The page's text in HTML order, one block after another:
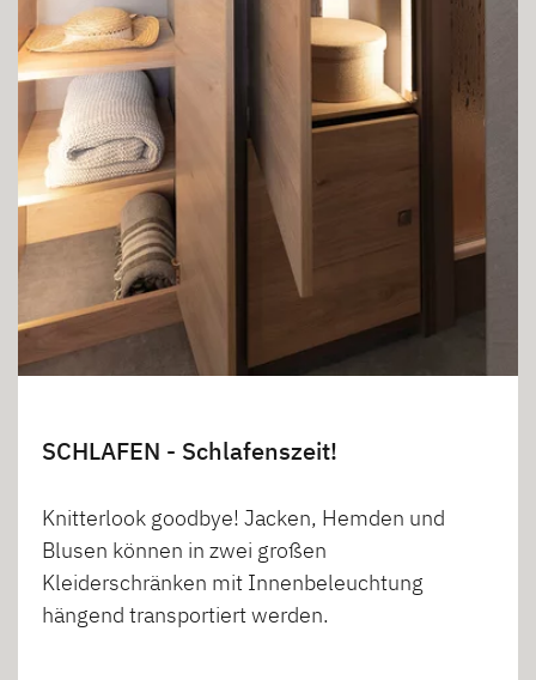
SCHLAFEN - Schlafenszeit!
Knitterlook goodbye! Jacken, Hemden und
Blusen können in zwei großen
Kleiderschränken mit Innenbeleuchtung
hängend transportiert werden.